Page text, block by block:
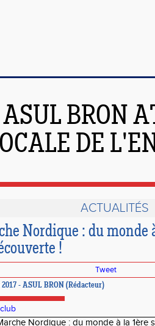
ASUL BRON
DE
ACTUALITÉS
Nordique : du monde
!
Tweet
- ASUL BRON (Rédacteur)